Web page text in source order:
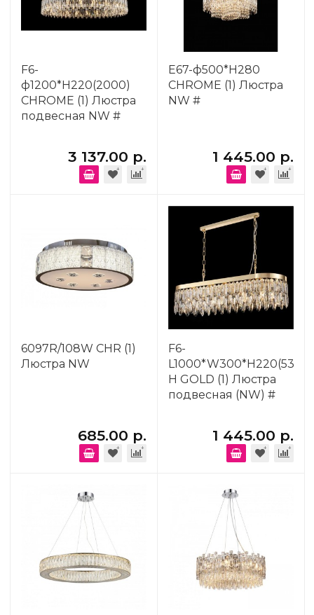
F6-
ф1200*H220(2000)
CHROME (1) Люстра
подвесная NW #
3 137.00 р.
E67-ф500*H280
CHROME (1) Люстра
NW #
1 445.00 р.
6097R/108W CHR (1)
Люстра NW
685.00 р.
F6-
L1000*W300*H220(530)
H GOLD (1) Люстра
подвесная (NW) #
1 445.00 р.